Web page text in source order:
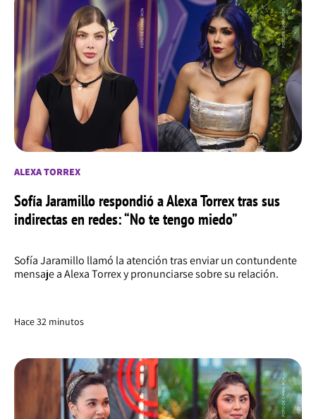
ALEXA TORREX
Sofía Jaramillo respondió a Alexa Torrex tras sus
indirectas en redes: “No te tengo miedo”
Sofía Jaramillo llamó la atención tras enviar un contundente
mensaje a Alexa Torrex y pronunciarse sobre su relación.
Hace 32 minutos